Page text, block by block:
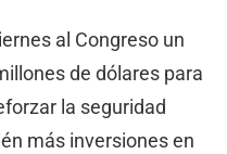
al Congreso un
de dólares para
la seguridad
más inversiones en